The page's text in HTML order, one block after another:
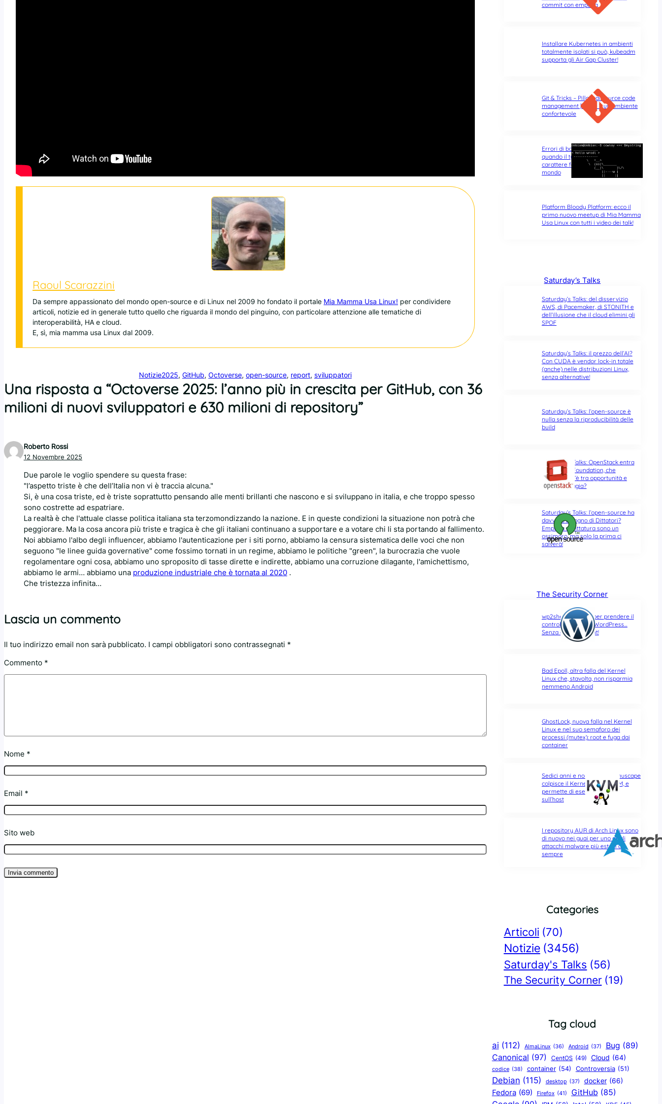
Raoul Scarazzini
Da sempre appassionato del mondo open-source e di Linux nel 2009 ho fondato il portale Mia Mamma Usa Linux! per condividere
articoli, notizie ed in generale tutto quello che riguarda il mondo del pinguino, con particolare attenzione alle tematiche di
interoperabilità, HA e cloud.
E, sì, mia mamma usa Linux dal 2009.
Notizie2025, GitHub, Octoverse, open-source, report, sviluppatori
Una risposta a “Octoverse 2025: l’anno più in crescita per GitHub, con 36
milioni di nuovi sviluppatori e 630 milioni di repository”
Roberto Rossi
12 Novembre 2025
Due parole le voglio spendere su questa frase:
"l’aspetto triste è che dell’Italia non vi è traccia alcuna."
Si, è una cosa triste, ed è triste soprattutto pensando alle menti brillanti che nascono e si sviluppano in italia, e che troppo spesso
sono costrette ad espatriare.
La realtà è che l'attuale classe politica italiana sta terzomondizzando la nazione. E in queste condizioni la situazione non potrà che
peggiorare. Ma la cosa ancora più triste e tragica è che gli italiani continuano a supportare e a votare chi li sta portando al fallimento.
Noi abbiamo l'albo degli influencer, abbiamo l'autenticazione per i siti porno, abbiamo la censura sistematica delle voci che non
seguono "le linee guida governative" come fossimo tornati in un regime, abbiamo le politiche "green", la burocrazia che vuole
regolamentare ogni cosa, abbiamo uno sproposito di tasse dirette e indirette, abbiamo una corruzione dilagante, l'amichettismo,
abbiamo le armi… abbiamo una produzione industriale che è tornata al 2020 .
Che tristezza infinita…
Lascia un commento
Il tuo indirizzo email non sarà pubblicato. I campi obbligatori sono contrassegnati *
Commento *
Nome *
Email *
Sito web
commit con empatia
Installare Kubernetes in ambienti
totalmente isolati si può, kubeadm
supporta gli Air Gap Cluster!
Git & Tricks – Pillole di source code
management | Parte 1: un ambiente
confortevole
Errori di battitura nel terminale:
quando il typo di un singolo
carattere fa tutta la differenza del
mondo
Platform Bloody Platform: ecco il
primo nuovo meetup di Mia Mamma
Usa Linux con tutti i video dei talk!
Saturday’s Talks
Saturday’s Talks: del disservizio
AWS, di Pacemaker, di STONITH e
dell’illusione che il cloud elimini gli
SPOF
Saturday’s Talks: il prezzo dell’AI?
Con CUDA è vendor lock-in totale
(anche) nelle distribuzioni Linux,
senza alternative!
Saturday’s Talks: l’open-source è
nulla senza la riproducibilità delle
build
Saturday’s Talks: OpenStack entra
nella Linux Foundation, che
differenza c’è tra opportunità e
ultima spiaggia?
Saturday’s Talks: l’open-source ha
davvero bisogno di Dittatori?
Empatia e Dittatura sono un
ossimoro, ma solo la prima ci
salverà!
The Security Corner
wp2shell: due CVE per prendere il
controllo di un sito WordPress…
Senza alcun account!
Bad Epoll, altra falla del Kernel
Linux che, stavolta, non risparmia
nemmeno Android
GhostLock, nuova falla nel Kernel
Linux e nel suo semaforo dei
processi (mutex): root e fuga dai
container
Sedici anni e non sentirli: Januscape
colpisce il Kernel Linux e KVM, e
permette di eseguire codice
sull’host
I repository AUR di Arch Linux sono
di nuovo nei guai per uno degli
attacchi malware più estesi di
sempre
Categories
Articoli (70)
Notizie (3456)
Saturday's Talks (56)
The Security Corner (19)
Tag cloud
ai (112) AlmaLinux (36) Android (37) Bug (89)
Canonical (97) CentOS (49) Cloud (64)
codice (38) container (54) Controversia (51)
Debian (115) desktop (37) docker (66)
Fedora (69) Firefox (41) GitHub (85)